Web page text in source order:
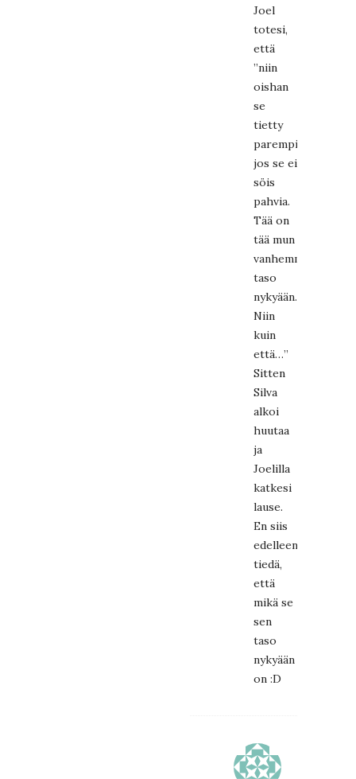
Joel
totesi,
että
”niin
oishan
se
tietty
parempi,
jos se ei
söis
pahvia.
Tää on
tää mun
vanhemmuuden
taso
nykyään.
Niin
kuin
että…”
Sitten
Silva
alkoi
huutaa
ja
Joelilla
katkesi
lause.
En siis
edelleenkään
tiedä,
että
mikä se
sen
taso
nykyään
on :D